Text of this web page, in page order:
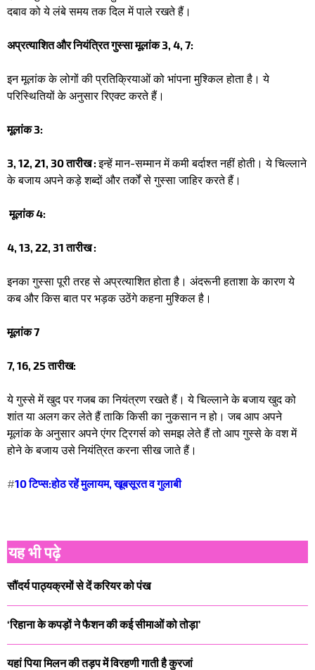
दबाव को ये लंबे समय तक दिल में पाले रखते हैं। ​
अप्रत्याशित और नियंत्रित गुस्सा मूलांक 3, 4, 7:
​इन मूलांक के लोगों की प्रतिक्रियाओं को भांपना मुश्किल होता है। ये
परिस्थितियों के अनुसार रिएक्ट करते हैं। ​
मूलांक 3:
3, 12, 21, 30 तारीख :इन्हें मान-सम्मान में कमी बर्दाश्त नहीं होती। ये चिल्लाने
के बजाय अपने कड़े शब्दों और तर्कों से गुस्सा जाहिर करते हैं।
​मूलांक 4:
4, 13, 22, 31 तारीख :
इनका गुस्सा पूरी तरह से अप्रत्याशित होता है। अंदरूनी हताशा के कारण ये
कब और किस बात पर भड़क उठेंगे कहना मुश्किल है।
मूलांक 7
7, 16, 25 तारीख:
ये गुस्से में खुद पर गजब का नियंत्रण रखते हैं। ये चिल्लाने के बजाय खुद को
शांत या अलग कर लेते हैं ताकि किसी का नुकसान न हो। जब आप अपने
मूलांक के अनुसार अपने एंगर ट्रिगर्स को समझ लेते हैं तो आप गुस्से के वश में
होने के बजाय उसे नियंत्रित करना सीख जाते हैं।
#10 टिप्स:होठ रहें मुलायम, खूबसूरत व गुलाबी
यह भी पढ़े
सौंदर्य पाठ्यक्रमों से दें करियर को पंख
‘रिहाना के कपड़ों ने फैशन की कई सीमाओं को तोड़ा’
यहां पिया मिलन की तड़प में विरहणी गाती है कुरजां